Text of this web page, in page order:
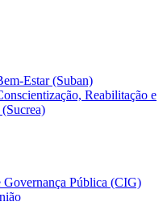
Estar (Suban)
Reabilitação e
Governança Pública (CIG)